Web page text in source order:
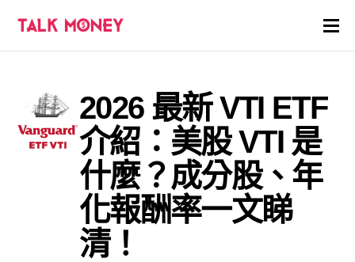
證券商評價
各種投資產品戶口
2026 最新 VTI ETF
介紹：美股 VTI 是
什麼？成分股、年
化報酬率一文睇
清！